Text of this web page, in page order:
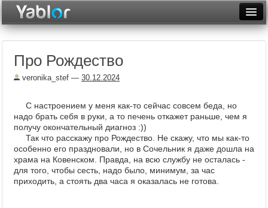
Неделя
Рейтинги
Архив
Фототоп
Видеотоп
Про Рождество
veronika_stef — 30.12.2024
С настроением у меня как-то сейчас совсем беда, но
надо брать себя в руки, а то печень откажет раньше, чем я
получу окончательный диагноз :))
Так что расскажу про Рождество. Не скажу, что мы как-то
особенно его праздновали, но в Сочельник я даже дошла на
храма на Ковенском. Правда, на всю службу не осталась -
для того, чтобы сесть, надо было, минимум, за час
приходить, а стоять два часа я оказалась не готова.